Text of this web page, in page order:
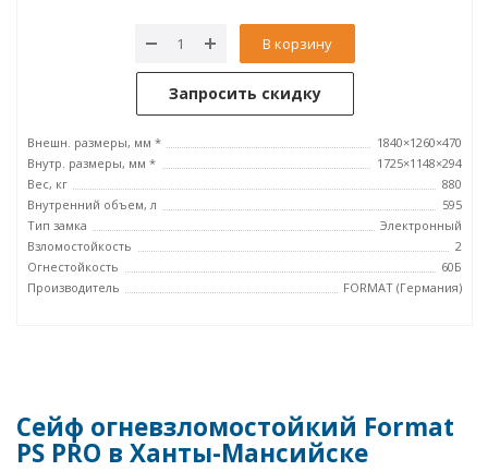
В корзину
Запросить скидку
Внешн. размеры, мм *
1840×1260×470
Внутр. размеры, мм *
1725×1148×294
Вес, кг
880
Внутренний объем, л
595
Тип замка
Электронный
Взломостойкость
2
Огнестойкость
60Б
Производитель
FORMAT (Германия)
Сейф огневзломостойкий Format
PS PRO в Ханты-Мансийске